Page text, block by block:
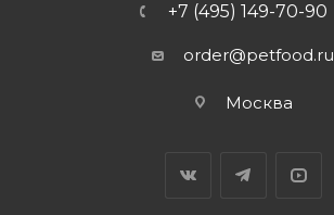
+7 (495) 149-70-90
order@petfood.ru
Москва